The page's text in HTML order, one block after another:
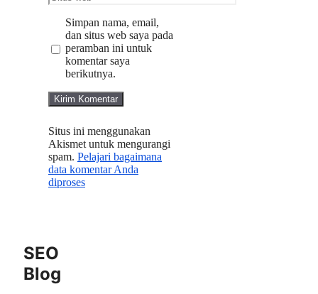
web
Simpan nama, email,
dan situs web saya pada
peramban ini untuk
komentar saya
berikutnya.
Situs ini menggunakan
Akismet untuk mengurangi
spam. Pelajari bagaimana
data komentar Anda
diproses
SEO
Blog